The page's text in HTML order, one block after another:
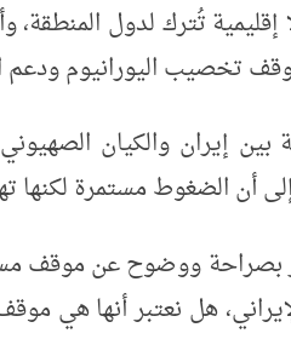
تُترك لدول
تخصيب اليورانيوم ودعم
بين إيران والكيان
أن الضغوط مستمرة لكنها
بصراحة ووضوح عن موقف
هل نعتبر أنها هي